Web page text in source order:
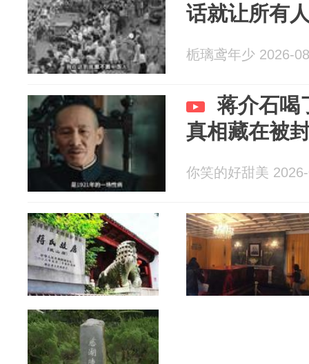
话就让所有
栀璃鸢年少 2026-
蒋介石喝
真相藏在被
你笑的好甜美